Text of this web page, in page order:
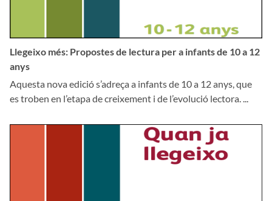
Llegeixo més: Propostes de lectura per a infants de 10 a 12
anys
Aquesta nova edició s’adreça a infants de 10 a 12 anys, que
es troben en l’etapa de creixement i de l’evolució lectora. ...